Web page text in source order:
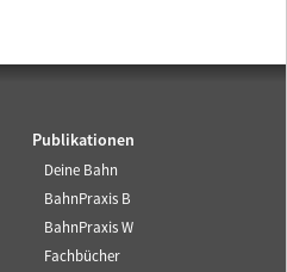
Publikationen
Deine Bahn
BahnPraxis B
BahnPraxis W
Fachbücher